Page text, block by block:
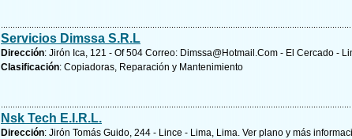
Servicios Dimssa S.R.L
Dirección: Jirón Ica, 121 - Of 504 Correo: Dimssa@Hotmail.Com - El Cercado -
Clasificación: Copiadoras, Reparación y Mantenimiento
Nsk Tech E.I.R.L.
Dirección: Jirón Tomás Guido, 244 - Lince - Lima, Lima. Ver plano y más